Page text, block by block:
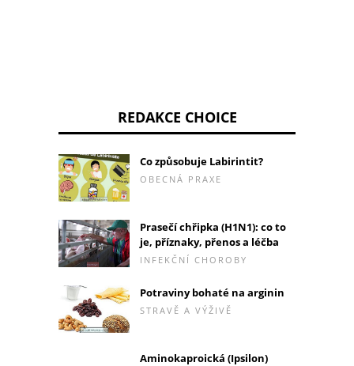
REDAKCE CHOICE
Co způsobuje Labirintit?
OBECNÁ PRAXE
Prasečí chřipka (H1N1): co to
je, příznaky, přenos a léčba
INFEKČNÍ CHOROBY
Potraviny bohaté na arginin
STRAVĚ A VÝŽIVĚ
Aminokaproická (Ipsilon)